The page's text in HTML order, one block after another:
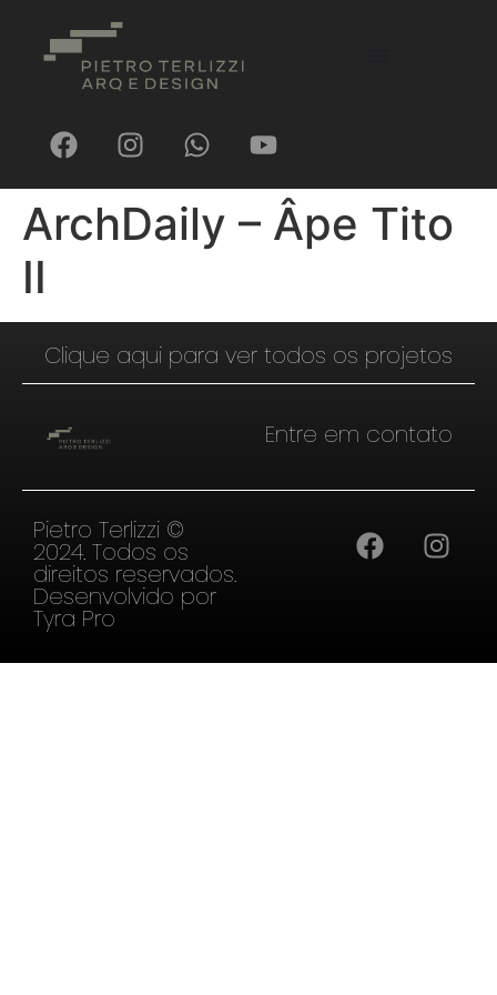
ArchDaily – Âpe Tito
II
Clique aqui para ver todos os projetos
Entre em contato
Pietro Terlizzi ©
2024. Todos os
direitos reservados.
Desenvolvido por
Tyra Pro